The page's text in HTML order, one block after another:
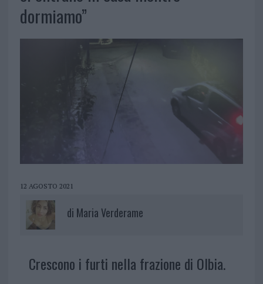
dormiamo”
12 AGOSTO 2021
di Maria Verderame
Crescono i furti nella frazione di Olbia.